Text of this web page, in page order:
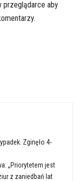
przeglądarce aby
Zginęło 4-
„Priorytetem jest
z zaniedbań lat